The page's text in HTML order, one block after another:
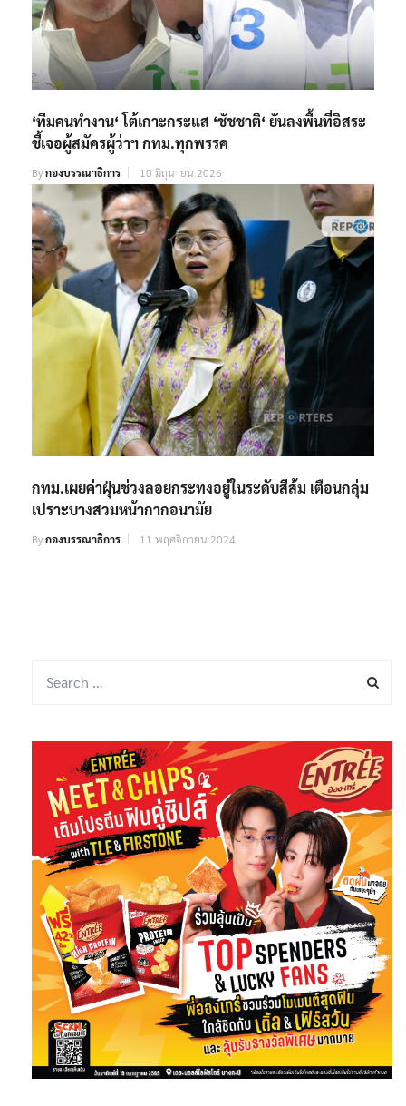
‘ทีมคนทำงาน‘ โต้เกาะกระแส ‘ชัชชาติ‘ ยันลงพื้นที่อิสระ
ชี้เจอผู้สมัครผู้ว่าฯ กทม.ทุกพรรค
Byกองบรรณาธิการ 10 มิถุนายน 2026
กทม.เผยค่าฝุ่นช่วงลอยกระทงอยู่ในระดับสีส้ม เตือนกลุ่ม
เปราะบางสวมหน้ากากอนามัย
Byกองบรรณาธิการ 11 พฤศจิกายน 2024